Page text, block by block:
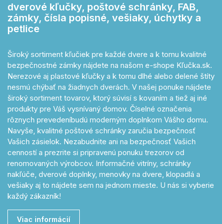
dverové kľučky, poštové schránky, FAB,
zámky, čísla popisné, vešiaky, úchytky a
petlice
Široký sortiment kľučiek pre každé dvere a k tomu kvalitné
bezpečnostné zámky nájdete na našom e-shope Kľučka.sk.
Nerezové aj plastové kľučky a k tomu dlhé alebo delené štíty
nesmú chýbať na žiadnych dverách. V našej ponuke nájdete
široký sortiment tovarov, ktorý súvisí s kovaním a tiež aj iné
produkty pre Váš vysnívaný domov. Číselné označenia
rôznych prevedeníbudú moderným doplnkom Vášho domu.
Navyše, kvalitné poštové schránky zaručia bezpečnosť
Vašich zásielok. Nezabudnite ani na bezpečnosť Vašich
cenností a prezrite si pripravenú ponuku trezorov od
renomovaných výrobcov. Informačné vitríny, schránky
nakľúče, dverové doplnky, menovky na dvere, klopadlá a
vešiaky aj to nájdete sem na jednom mieste. U nás si vyberie
každý zákazník!
Viac informácií